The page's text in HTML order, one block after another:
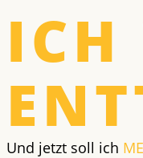
ICH
Und jetzt soll ich